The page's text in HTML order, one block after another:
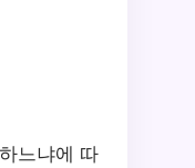
느냐에 따